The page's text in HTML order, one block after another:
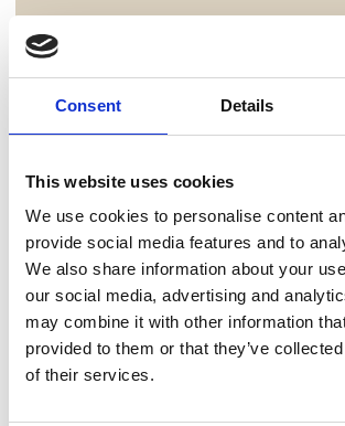
Consent Details
This website uses cookies
We use cookies to personalise content
provide social media features and to
We also share information about your
our social media, advertising and
may combine it with other information
provided to them or that they’ve
of their services.